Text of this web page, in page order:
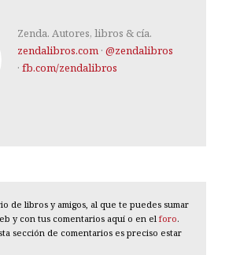
Zenda. Autores, libros & cía.
zendalibros.com · @zendalibros
· fb.com/zendalibros
de libros y amigos, al que te puedes sumar
y con tus comentarios aquí o en el foro.
sección de comentarios es preciso estar